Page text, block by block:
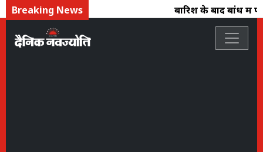
Breaking News बारिश के बाद बांध में